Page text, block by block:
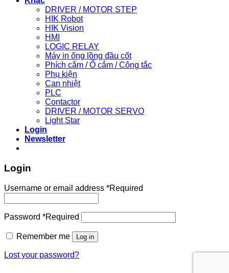
DRIVER / MOTOR STEP
HIK Robot
HIK Vision
HMI
LOGIC RELAY
Máy in ống lồng đầu cốt
Phích cắm / Ổ cắm / Công tắc
Phụ kiện
Can nhiệt
PLC
Contactor
DRIVER / MOTOR SERVO
Light Star
Login
Newsletter
Login
Username or email address *Required
Password *Required
Remember me Log in
Lost your password?